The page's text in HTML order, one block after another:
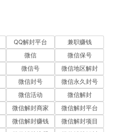
QQ解封平台
兼职赚钱
微信
微信保号
微信号
微信地区解封
微信封号
微信永久封号
微信活动
微信解封
微信解封商家
微信解封平台
微信解封赚钱
微信解封项目